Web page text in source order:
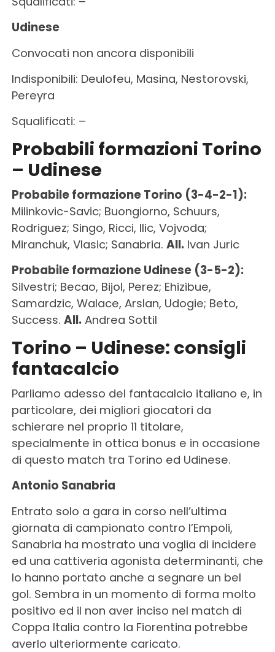
Udinese
Convocati non ancora disponibili
Indisponibili: Deulofeu, Masina, Nestorovski,
Pereyra
Squalificati: –
Probabili formazioni Torino
– Udinese
Probabile formazione Torino (3-4-2-1):
Milinkovic-Savic; Buongiorno, Schuurs,
Rodriguez; Singo, Ricci, Ilic, Vojvoda;
Miranchuk, Vlasic; Sanabria. All. Ivan Juric
Probabile formazione Udinese (3-5-2):
Silvestri; Becao, Bijol, Perez; Ehizibue,
Samardzic, Walace, Arslan, Udogie; Beto,
Success. All. Andrea Sottil
Torino – Udinese: consigli
fantacalcio
Parliamo adesso del fantacalcio italiano e, in
particolare, dei migliori giocatori da
schierare nel proprio 11 titolare,
specialmente in ottica bonus e in occasione
di questo match tra Torino ed Udinese.
Antonio Sanabria
Entrato solo a gara in corso nell’ultima
giornata di campionato contro l’Empoli,
Sanabria ha mostrato una voglia di incidere
ed una cattiveria agonista determinanti, che
lo hanno portato anche a segnare un bel
gol. Sembra in un momento di forma molto
positivo ed il non aver inciso nel match di
Coppa Italia contro la Fiorentina potrebbe
averlo ulteriormente caricato.